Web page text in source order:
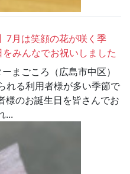
7月は笑顔の花が咲く季
みんなでお祝いしました
まごころ（広島市中区）
れる利用者様が多い季節で
様のお誕生日を皆さんでお
...